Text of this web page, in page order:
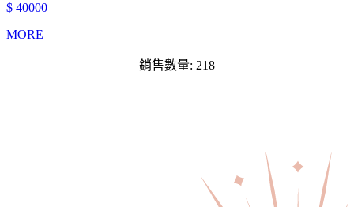
$ 40000
MORE
銷售數量: 218